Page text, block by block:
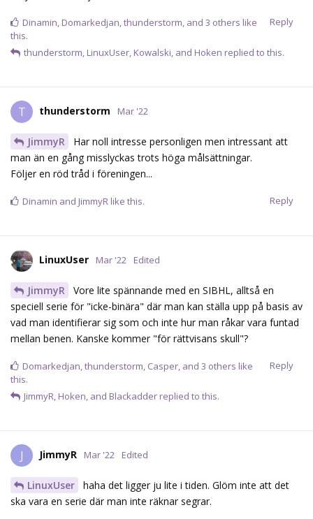
Reply
Dinamin, Domarkedjan,thunderstorm, and 3 others like
this.
thunderstorm, LinuxUser, Kowalski, and Hoken replied to this.
T thunderstorm Mar '22
JimmyR
Har noll intresse personligen men intressant att
man än en gång misslyckas trots höga målsättningar.
Följer en röd tråd i föreningen...
Reply
Dinamin and JimmyR like this.
LinuxUser Mar '22 Edited
JimmyR
Vore lite spännande med en SIBHL, alltså en
speciell serie för "icke-binära" där man kan ställa upp på basis av
vad man identifierar sig som och inte hur man råkar vara funtad
mellan benen. Kanske kommer "för rättvisans skull"?
Reply
Domarkedjan,thunderstorm, Casper, and 3 others like
this.
JimmyR, Hoken, and Blackadder replied to this.
J JimmyR Mar '22 Edited
LinuxUser
haha det ligger ju lite i tiden. Glöm inte att det
ska vara en serie där man inte räknar segrar.